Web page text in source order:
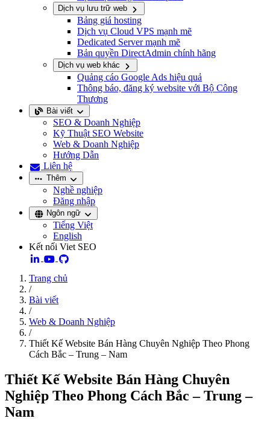
Dịch vụ lưu trữ web
Bảng giá hosting
Dịch vụ Cloud VPS mạnh mẽ
Dedicated Server mạnh mẽ
Bản quyền DirectAdmin chính hãng
Dịch vụ web khác
Quảng cáo Google Ads hiệu quả
Thông báo, đăng ký website với Bộ Công
Thương
Bài viết
SEO & Doanh Nghiệp
Kỹ Thuật SEO Website
Web & Doanh Nghiệp
Hướng Dẫn
Liên hệ
Thêm
Nghề nghiệp
Đăng nhập
Ngôn ngữ
Tiếng Việt
English
Kết nối Viet SEO
Trang chủ
/
Bài viết
/
Web & Doanh Nghiệp
/
Thiết Kế Website Bán Hàng Chuyên Nghiệp Theo Phong
Cách Bắc – Trung – Nam
Thiết Kế Website Bán Hàng Chuyên
Nghiệp Theo Phong Cách Bắc – Trung –
Nam